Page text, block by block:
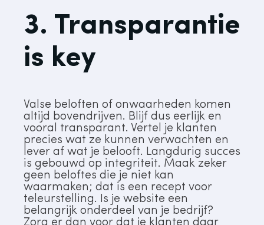
3. Transparantie
is key
Valse beloften of onwaarheden komen
altijd bovendrijven. Blijf dus eerlijk en
vooral transparant. Vertel je klanten
precies wat ze kunnen verwachten en
lever af wat je belooft. Langdurig succes
is gebouwd op integriteit. Maak zeker
geen beloftes die je niet kan
waarmaken; dat is een recept voor
teleurstelling. Is je website een
belangrijk onderdeel van je bedrijf?